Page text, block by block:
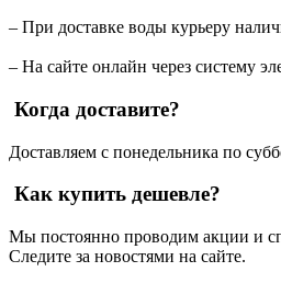
– При доставке воды курьеру
– На сайте онлайн через систему
Когда доставите?
Доставляем с понедельника по
Как купить дешевле?
Мы постоянно проводим акции и
Следите за новостями на сайте.